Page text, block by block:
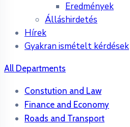
Eredmények
Álláshirdetés
Hírek
Gyakran ismételt kérdések
All Departments
Constution and Law
Finance and Economy
Roads and Transport